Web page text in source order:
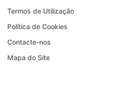
Termos de Utilização
Política de Cookies
Contacte-nos
Mapa do Site